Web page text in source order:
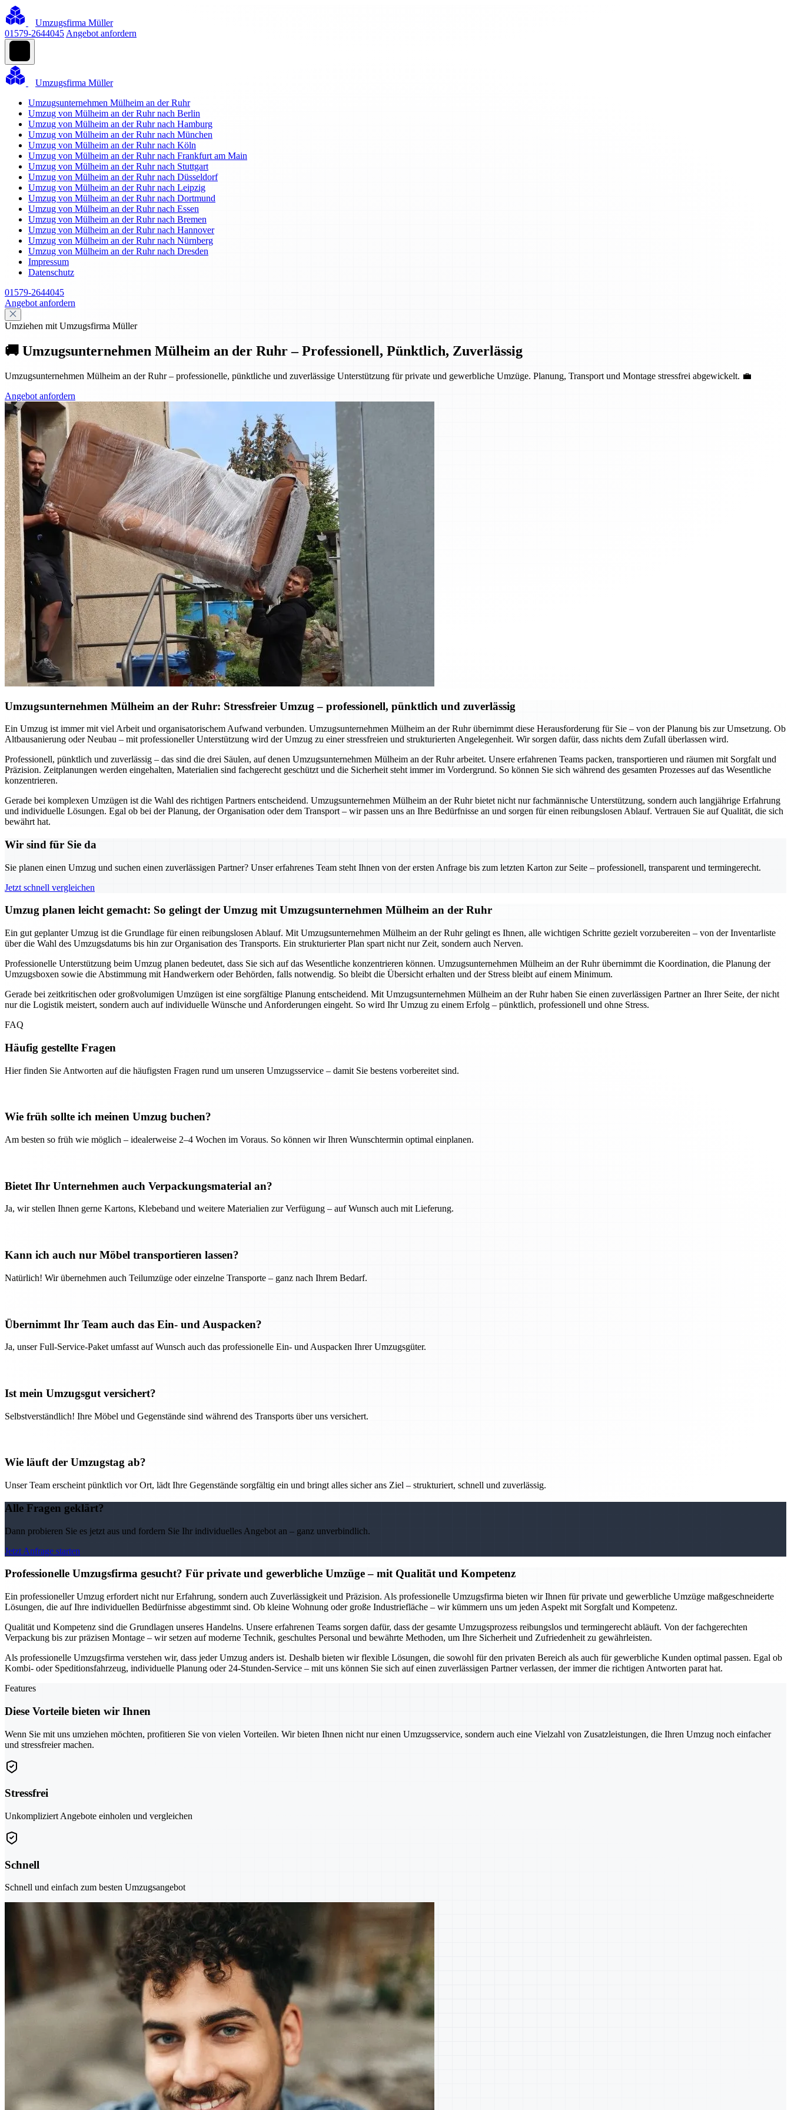
Umzugsfirma Müller
01579-2644045 Angebot anfordern
Umzugsfirma Müller
Umzugsunternehmen Mülheim an der Ruhr
Umzug von Mülheim an der Ruhr nach Berlin
Umzug von Mülheim an der Ruhr nach Hamburg
Umzug von Mülheim an der Ruhr nach München
Umzug von Mülheim an der Ruhr nach Köln
Umzug von Mülheim an der Ruhr nach Frankfurt am Main
Umzug von Mülheim an der Ruhr nach Stuttgart
Umzug von Mülheim an der Ruhr nach Düsseldorf
Umzug von Mülheim an der Ruhr nach Leipzig
Umzug von Mülheim an der Ruhr nach Dortmund
Umzug von Mülheim an der Ruhr nach Essen
Umzug von Mülheim an der Ruhr nach Bremen
Umzug von Mülheim an der Ruhr nach Hannover
Umzug von Mülheim an der Ruhr nach Nürnberg
Umzug von Mülheim an der Ruhr nach Dresden
Impressum
Datenschutz
01579-2644045
Angebot anfordern
Umziehen mit Umzugsfirma Müller
🚚 Umzugsunternehmen Mülheim an der Ruhr – Professionell, Pünktlich, Zuverlässig
Umzugsunternehmen Mülheim an der Ruhr – professionelle, pünktliche und zuverlässige Unterstützung für private und gewerbliche Umzüge. Planung, Transport und Montage stressfrei abgewickelt. 💼
Angebot anfordern
Umzugsunternehmen Mülheim an der Ruhr: Stressfreier Umzug – professionell, pünktlich und zuverlässig
Ein Umzug ist immer mit viel Arbeit und organisatorischem Aufwand verbunden. Umzugsunternehmen Mülheim an der Ruhr übernimmt diese Herausforderung für Sie – von der Planung bis zur Umsetzung. Ob
Altbausanierung oder Neubau – mit professioneller Unterstützung wird der Umzug zu einer stressfreien und strukturierten Angelegenheit. Wir sorgen dafür, dass nichts dem Zufall überlassen wird.
Professionell, pünktlich und zuverlässig – das sind die drei Säulen, auf denen Umzugsunternehmen Mülheim an der Ruhr arbeitet. Unsere erfahrenen Teams packen, transportieren und räumen mit Sorgfalt und
Präzision. Zeitplanungen werden eingehalten, Materialien sind fachgerecht geschützt und die Sicherheit steht immer im Vordergrund. So können Sie sich während des gesamten Prozesses auf das Wesentliche
konzentrieren.
Gerade bei komplexen Umzügen ist die Wahl des richtigen Partners entscheidend. Umzugsunternehmen Mülheim an der Ruhr bietet nicht nur fachmännische Unterstützung, sondern auch langjährige Erfahrung
und individuelle Lösungen. Egal ob bei der Planung, der Organisation oder dem Transport – wir passen uns an Ihre Bedürfnisse an und sorgen für einen reibungslosen Ablauf. Vertrauen Sie auf Qualität, die sich
bewährt hat.
Wir sind für Sie da
Sie planen einen Umzug und suchen einen zuverlässigen Partner? Unser erfahrenes Team steht Ihnen von der ersten Anfrage bis zum letzten Karton zur Seite – professionell, transparent und termingerecht.
Jetzt schnell vergleichen
Umzug planen leicht gemacht: So gelingt der Umzug mit Umzugsunternehmen Mülheim an der Ruhr
Ein gut geplanter Umzug ist die Grundlage für einen reibungslosen Ablauf. Mit Umzugsunternehmen Mülheim an der Ruhr gelingt es Ihnen, alle wichtigen Schritte gezielt vorzubereiten – von der Inventarliste
über die Wahl des Umzugsdatums bis hin zur Organisation des Transports. Ein strukturierter Plan spart nicht nur Zeit, sondern auch Nerven.
Professionelle Unterstützung beim Umzug planen bedeutet, dass Sie sich auf das Wesentliche konzentrieren können. Umzugsunternehmen Mülheim an der Ruhr übernimmt die Koordination, die Planung der
Umzugsboxen sowie die Abstimmung mit Handwerkern oder Behörden, falls notwendig. So bleibt die Übersicht erhalten und der Stress bleibt auf einem Minimum.
Gerade bei zeitkritischen oder großvolumigen Umzügen ist eine sorgfältige Planung entscheidend. Mit Umzugsunternehmen Mülheim an der Ruhr haben Sie einen zuverlässigen Partner an Ihrer Seite, der nicht
nur die Logistik meistert, sondern auch auf individuelle Wünsche und Anforderungen eingeht. So wird Ihr Umzug zu einem Erfolg – pünktlich, professionell und ohne Stress.
FAQ
Häufig gestellte Fragen
Hier finden Sie Antworten auf die häufigsten Fragen rund um unseren Umzugsservice – damit Sie bestens vorbereitet sind.
Wie früh sollte ich meinen Umzug buchen?
Am besten so früh wie möglich – idealerweise 2–4 Wochen im Voraus. So können wir Ihren Wunschtermin optimal einplanen.
Bietet Ihr Unternehmen auch Verpackungsmaterial an?
Ja, wir stellen Ihnen gerne Kartons, Klebeband und weitere Materialien zur Verfügung – auf Wunsch auch mit Lieferung.
Kann ich auch nur Möbel transportieren lassen?
Natürlich! Wir übernehmen auch Teilumzüge oder einzelne Transporte – ganz nach Ihrem Bedarf.
Übernimmt Ihr Team auch das Ein- und Auspacken?
Ja, unser Full-Service-Paket umfasst auf Wunsch auch das professionelle Ein- und Auspacken Ihrer Umzugsgüter.
Ist mein Umzugsgut versichert?
Selbstverständlich! Ihre Möbel und Gegenstände sind während des Transports über uns versichert.
Wie läuft der Umzugstag ab?
Unser Team erscheint pünktlich vor Ort, lädt Ihre Gegenstände sorgfältig ein und bringt alles sicher ans Ziel – strukturiert, schnell und zuverlässig.
Alle Fragen geklärt?
Dann probieren Sie es jetzt aus und fordern Sie Ihr individuelles Angebot an – ganz unverbindlich.
Jetzt Anfrage starten
Professionelle Umzugsfirma gesucht? Für private und gewerbliche Umzüge – mit Qualität und Kompetenz
Ein professioneller Umzug erfordert nicht nur Erfahrung, sondern auch Zuverlässigkeit und Präzision. Als professionelle Umzugsfirma bieten wir Ihnen für private und gewerbliche Umzüge maßgeschneiderte
Lösungen, die auf Ihre individuellen Bedürfnisse abgestimmt sind. Ob kleine Wohnung oder große Industriefläche – wir kümmern uns um jeden Aspekt mit Sorgfalt und Kompetenz.
Qualität und Kompetenz sind die Grundlagen unseres Handelns. Unsere erfahrenen Teams sorgen dafür, dass der gesamte Umzugsprozess reibungslos und termingerecht abläuft. Von der fachgerechten
Verpackung bis zur präzisen Montage – wir setzen auf moderne Technik, geschultes Personal und bewährte Methoden, um Ihre Sicherheit und Zufriedenheit zu gewährleisten.
Als professionelle Umzugsfirma verstehen wir, dass jeder Umzug anders ist. Deshalb bieten wir flexible Lösungen, die sowohl für den privaten Bereich als auch für gewerbliche Kunden optimal passen. Egal ob
Kombi- oder Speditionsfahrzeug, individuelle Planung oder 24-Stunden-Service – mit uns können Sie sich auf einen zuverlässigen Partner verlassen, der immer die richtigen Antworten parat hat.
Features
Diese Vorteile bieten wir Ihnen
Wenn Sie mit uns umziehen möchten, profitieren Sie von vielen Vorteilen. Wir bieten Ihnen nicht nur einen Umzugsservice, sondern auch eine Vielzahl von Zusatzleistungen, die Ihren Umzug noch einfacher
und stressfreier machen.
Stressfrei
Unkompliziert Angebote einholen und vergleichen
Schnell
Schnell und einfach zum besten Umzugsangebot